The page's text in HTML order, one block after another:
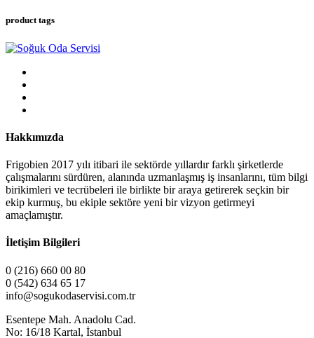
product tags
Hakkımızda
Frigobien 2017 yılı itibari ile sektörde yıllardır farklı şirketlerde
çalışmalarını sürdüren, alanında uzmanlaşmış iş insanlarını, tüm bilgi
birikimleri ve tecrübeleri ile birlikte bir araya getirerek seçkin bir
ekip kurmuş, bu ekiple sektöre yeni bir vizyon getirmeyi
amaçlamıştır.
İletişim Bilgileri
0 (216) 660 00 80
0 (542) 634 65 17
info@sogukodaservisi.com.tr
Esentepe Mah. Anadolu Cad.
No: 16/18 Kartal, İstanbul